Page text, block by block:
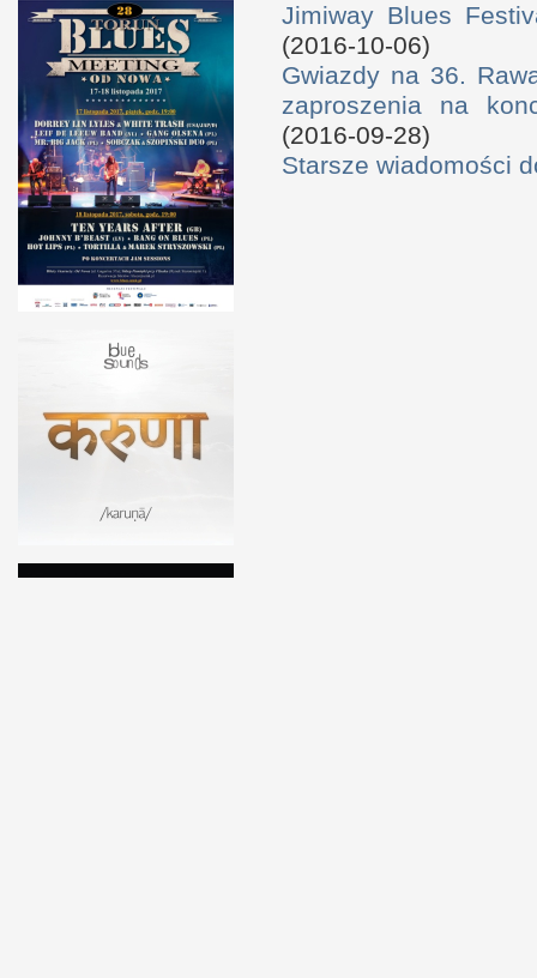
Jimiway Blues
(2016-10-06)
Gwiazdy na 36.
zaproszenia na
(2016-09-28)
Starsze wiadomości